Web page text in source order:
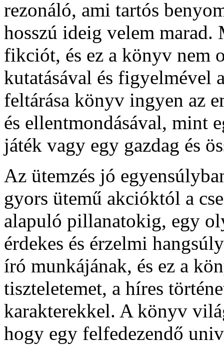
rezonáló, ami tartós
hosszú ideig velem
fikciót, és ez a könyv nem
kutatásával és figyelmével
feltárása könyv ingyen az
és ellentmondásával, mint
játék vagy egy gazdag és
Az ütemzés jó
gyors ütemű akcióktól a
alapuló pillanatokig, egy
érdekes és érzelmi
író munkájának, és ez a
tiszteletemet, a híres
karakterekkel. A könyv
hogy egy felfedezendő